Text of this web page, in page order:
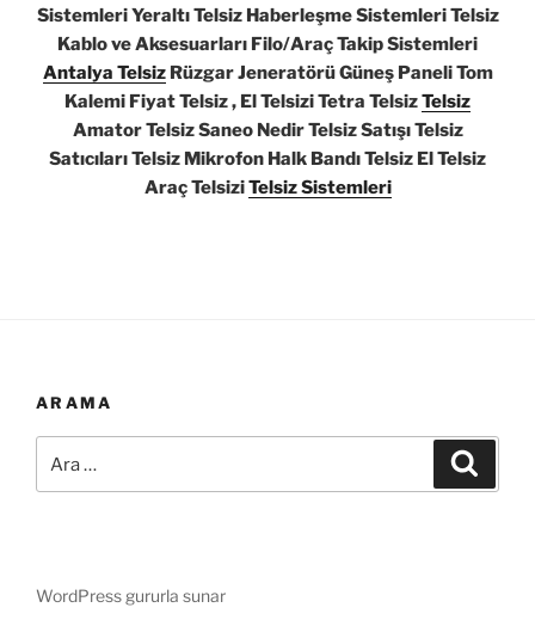
Sistemleri Yeraltı Telsiz Haberleşme Sistemleri Telsiz
Kablo ve Aksesuarları Filo/Araç Takip Sistemleri
Antalya TelsizRüzgar Jeneratörü Güneş Paneli Tom
Kalemi Fiyat Telsiz , El Telsizi Tetra TelsizTelsiz
Amator Telsiz Saneo Nedir Telsiz Satışı Telsiz
Satıcıları Telsiz Mikrofon Halk Bandı Telsiz El Telsiz
Araç TelsiziTelsiz Sistemleri
ARAMA
WordPress gururla sunar